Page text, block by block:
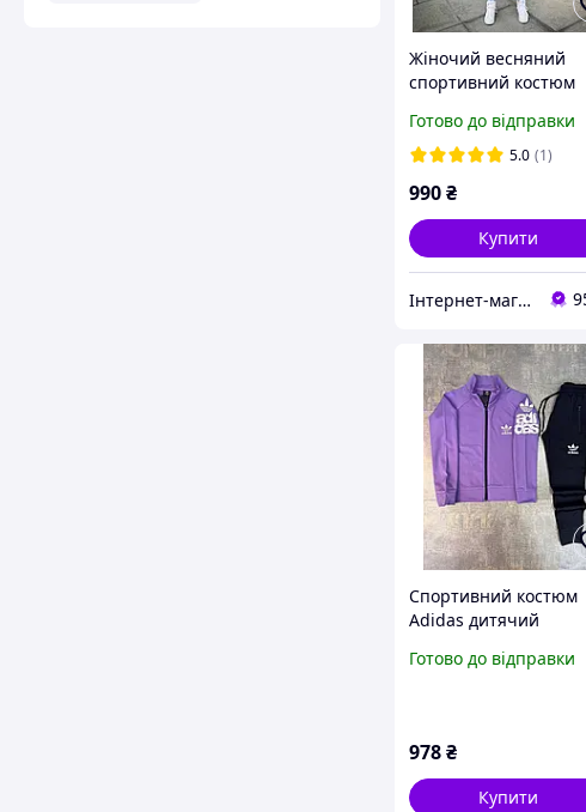
Жіночий весняний
спортивний костюм
штани розміри 42-52
Готово до відправки
5.0 (1)
990₴
Купити
Інтернет-магазин одягу та взуття KedON
Cпортивний костюм
Adidas дитячий
для дівчаток 6-14
Готово до відправки
978₴
Купити